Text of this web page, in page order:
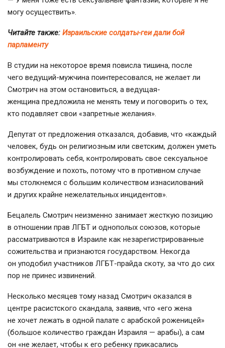
могу осуществить».
Читайте также: Израильские солдаты-геи дали бой
парламенту
В студии на некоторое время повисла тишина, после
чего ведущий-мужчина поинтересовался, не желает ли
Смотрич на этом остановиться, а ведущая-
женщина предложила не менять тему и поговорить о тех,
кто подавляет свои «запретные желания».
Депутат от предложения отказался, добавив, что «каждый
человек, будь он религиозным или светским, должен уметь
контролировать себя, контролировать свое сексуальное
возбуждение и похоть, потому что в противном случае
мы столкнемся с большим количеством изнасилований
и других крайне нежелательных инцидентов».
Бецалель Смотрич неизменно занимает жесткую позицию
в отношении прав ЛГБТ и однополых союзов, которые
рассматриваются в Израиле как незарегистрированные
сожительства и признаются государством. Некогда
он уподобил участников ЛГБТ-прайда скоту, за что до сих
пор не принес извинений.
Несколько месяцев тому назад Смотрич оказался в
центре расистского скандала, заявив, что «его жена
не хочет лежать в одной палате с арабской роженицей»
(большое количество граждан Израиля — арабы), а сам
он «не желает, чтобы к его ребенку прикасались